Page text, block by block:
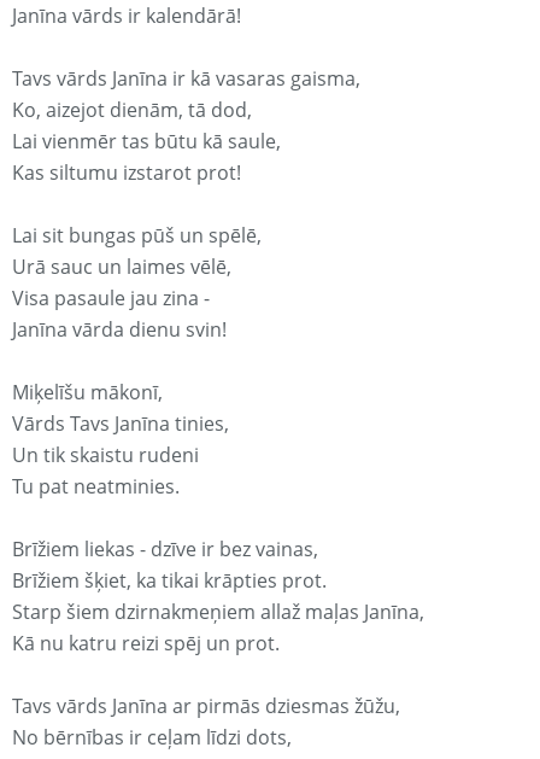
Janīna vārds ir kalendārā!
Tavs vārds Janīna ir kā vasaras gaisma,
Ko, aizejot dienām, tā dod,
Lai vienmēr tas būtu kā saule,
Kas siltumu izstarot prot!
Lai sit bungas pūš un spēlē,
Urā sauc un laimes vēlē,
Visa pasaule jau zina -
Janīna vārda dienu svin!
Miķelīšu mākonī,
Vārds Tavs Janīna tinies,
Un tik skaistu rudeni
Tu pat neatminies.
Brīžiem liekas - dzīve ir bez vainas,
Brīžiem šķiet, ka tikai krāpties prot.
Starp šiem dzirnakmeņiem allaž maļas Janīna,
Kā nu katru reizi spēj un prot.
Tavs vārds Janīna ar pirmās dziesmas žūžu,
No bērnības ir ceļam līdzi dots,